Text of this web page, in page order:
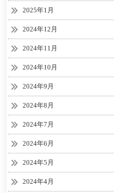
2025年1月
2024年12月
2024年11月
2024年10月
2024年9月
2024年8月
2024年7月
2024年6月
2024年5月
2024年4月